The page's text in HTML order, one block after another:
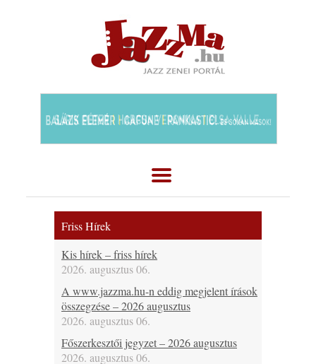
Friss Hírek
Kis hírek – friss hírek
2026. augusztus 06.
A www.jazzma.hu-n eddig megjelent írások
összegzése – 2026 augusztus
2026. augusztus 06.
Főszerkesztői jegyzet – 2026 augusztus
2026. augusztus 06.